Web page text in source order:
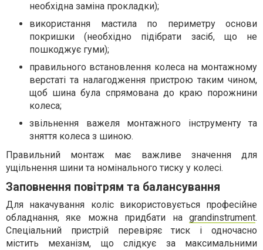
необхідна заміна прокладки);
використання мастила по периметру основи
покришки (необхідно підібрати засіб, що не
пошкоджує гуми);
правильного встановлення колеса на монтажному
верстаті та налагодження пристрою таким чином,
щоб шина була спрямована до краю порожнини
колеса;
звільнення важеля монтажного інструменту та
зняття колеса з шиною.
Правильний монтаж має важливе значення для
ущільнення шини та номінального тиску у колесі.
Заповнення повітрям та балансування
Для накачування коліс використовується професійне
обладнання, яке можна придбати на grandinstrument.
Спеціальний пристрій перевіряє тиск і одночасно
містить механізм, що слідкує за максимальними